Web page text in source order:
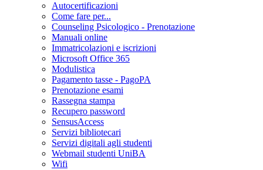
Autocertificazioni
Come fare per...
Counseling Psicologico - Prenotazione
Manuali online
Immatricolazioni e iscrizioni
Microsoft Office 365
Modulistica
Pagamento tasse - PagoPA
Prenotazione esami
Rassegna stampa
Recupero password
SensusAccess
Servizi bibliotecari
Servizi digitali agli studenti
Webmail studenti UniBA
Wifi